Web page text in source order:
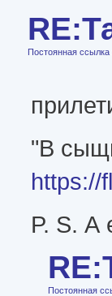
Постоянная ссылка
"В
https://
P. S. А
Постоянная